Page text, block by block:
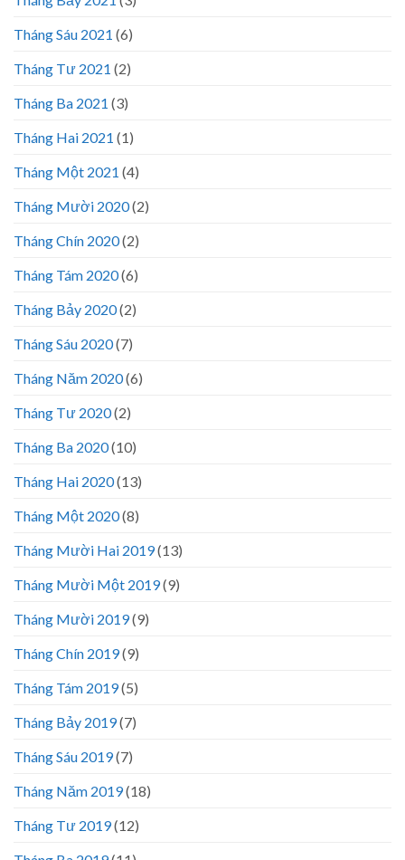
Tháng Sáu 2021 (6)
Tháng Tư 2021 (2)
Tháng Ba 2021 (3)
Tháng Hai 2021 (1)
Tháng Một 2021 (4)
Tháng Mười 2020(2)
Tháng Chín 2020(2)
Tháng Tám 2020(6)
Tháng Bảy 2020(2)
Tháng Sáu 2020(7)
Tháng Năm 2020(6)
Tháng Tư 2020(2)
Tháng Ba 2020(10)
Tháng Hai 2020(13)
Tháng Một 2020(8)
Tháng Mười Hai 2019(13)
Tháng Mười Một 2019(9)
Tháng Mười 2019(9)
Tháng Chín 2019(9)
Tháng Tám 2019(5)
Tháng Bảy 2019(7)
Tháng Sáu 2019(7)
Tháng Năm 2019(18)
Tháng Tư 2019(12)